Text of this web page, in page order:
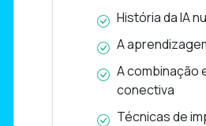
História da IA
A
A combinação
conectiva
Técnicas de